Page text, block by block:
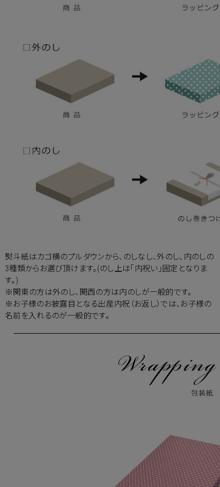
熨斗紙はカゴ横のプルダウンから、のしなし、外のし、内のしの
3種類からお選び頂けます。(のし上は「内祝い」固定となりま
す。)
※関東の方は外のし、関西の方は内のしが一般的です。
※お子様のお披露目となる出産内祝（お返し）では、お子様の
名前を入れるのが一般的です。